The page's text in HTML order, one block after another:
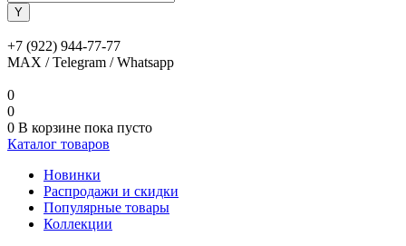
+7 (922) 944-77-77
MAX / Telegram / Whatsapp
0
0
0 В корзине пока пусто
Каталог товаров
Новинки
Распродажи и скидки
Популярные товары
Коллекции